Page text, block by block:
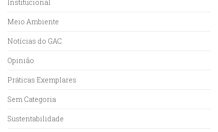
Institucional
Meio Ambiente
Notícias do GAC
Opinião
Práticas Exemplares
Sem Categoria
Sustentabilidade